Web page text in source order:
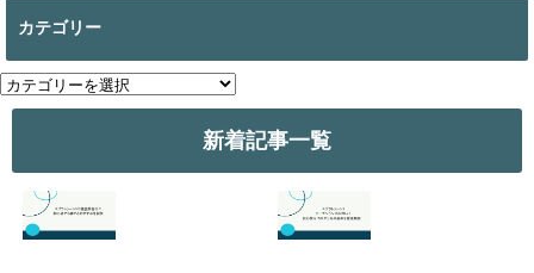
カテゴリー
カ
テ
新着記事一覧